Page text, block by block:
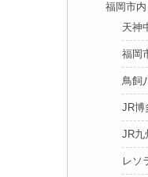
福岡市
天神
福岡
鳥飼
JR博
JR九
レソ